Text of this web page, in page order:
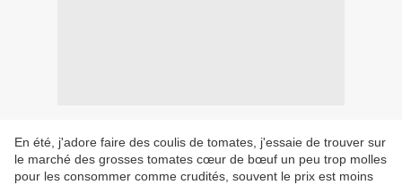
En été, j'adore faire des coulis de tomates, j'essaie de trouver sur
le marché des grosses tomates cœur de bœuf un peu trop molles
pour les consommer comme crudités, souvent le prix est moins